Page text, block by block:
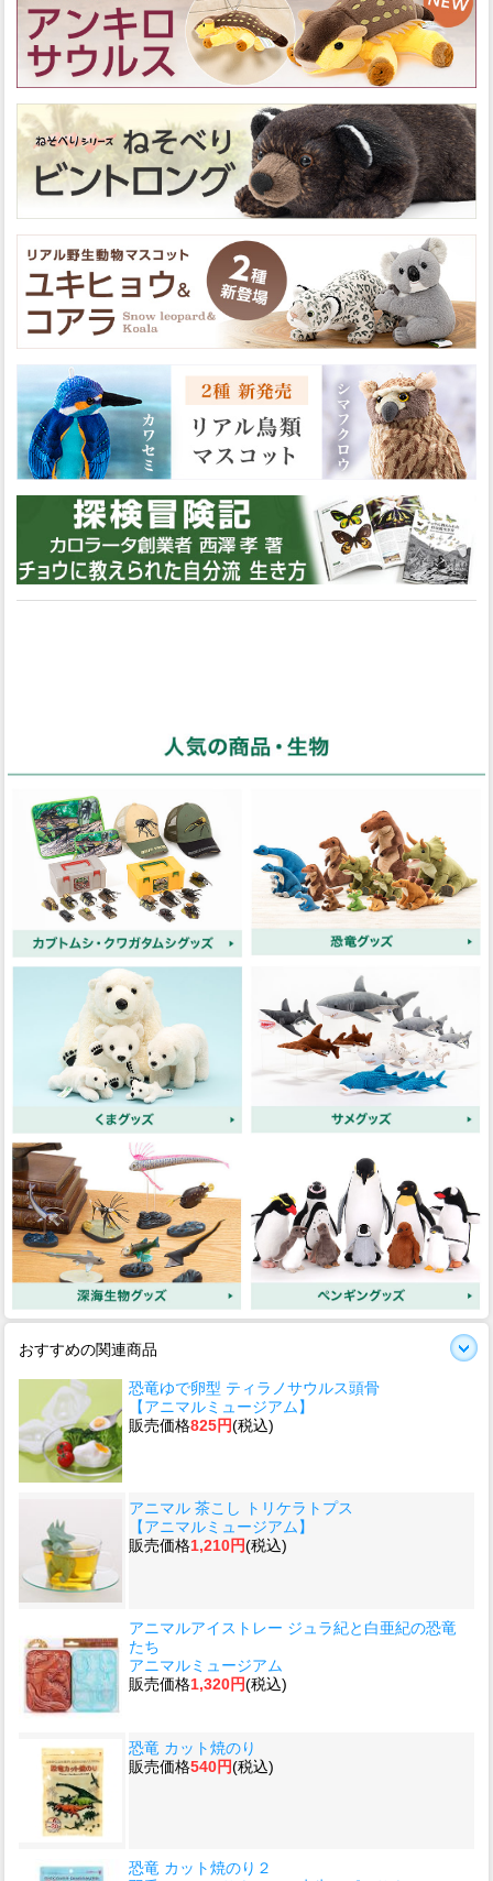
おすすめの関連商品
恐竜ゆで卵型 ティラノサウルス頭骨
【アニマルミュージアム】
販売価格825円(税込)
アニマル 茶こし トリケラトプス
【アニマルミュージアム】
販売価格1,210円(税込)
アニマルアイストレー ジュラ紀と白亜紀の恐竜
たち
アニマルミュージアム
販売価格1,320円(税込)
恐竜 カット焼のり
販売価格540円(税込)
恐竜 カット焼のり２